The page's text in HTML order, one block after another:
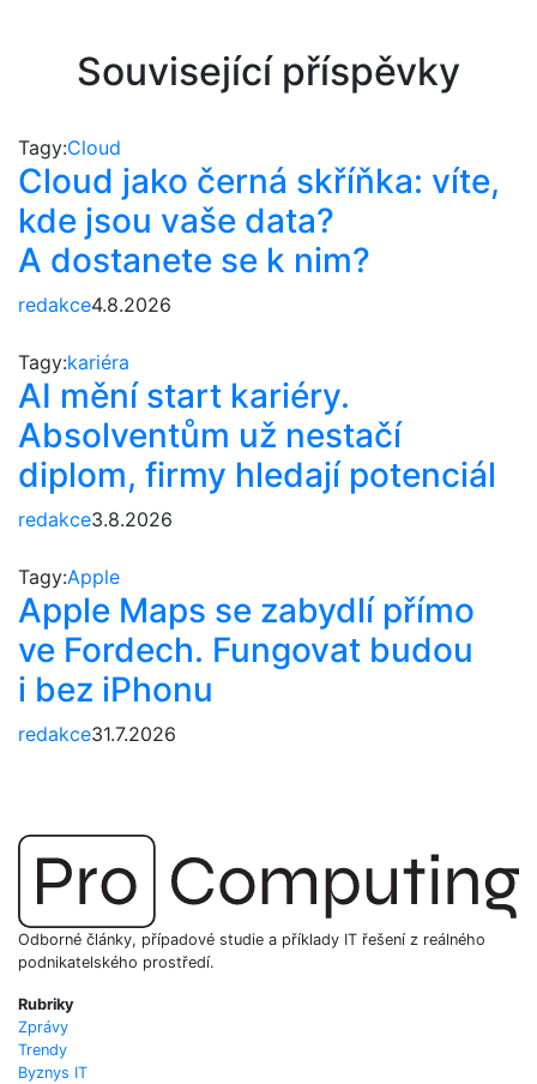
Související příspěvky
Tagy:Cloud
Cloud jako černá skříňka: víte,
kde jsou vaše data?
A dostanete se k nim?
redakce4.8.2026
Tagy:kariéra
AI mění start kariéry.
Absolventům už nestačí
diplom, firmy hledají potenciál
redakce3.8.2026
Tagy:Apple
Apple Maps se zabydlí přímo
ve Fordech. Fungovat budou
i bez iPhonu
redakce31.7.2026
Odborné články, případové studie a příklady IT řešení z reálného
podnikatelského prostředí.
Rubriky
Zprávy
Trendy
Byznys IT